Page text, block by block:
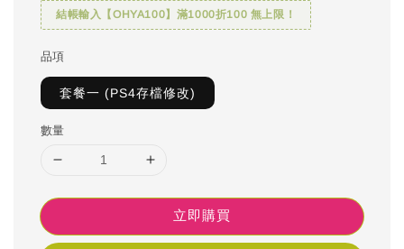
結帳輸入【OHYA100】滿1000折100 無上限！
品項
套餐一 (PS4存檔修改)
數量
立即購買